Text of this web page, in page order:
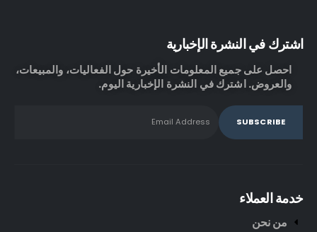
اشترك في النشرة الإخبارية
احصل على جميع المعلومات الأخيرة حول الفعاليات، والمبيعات،
والعروض. اشترك في النشرة الإخبارية اليوم.
خدمة العملاء
من نحن